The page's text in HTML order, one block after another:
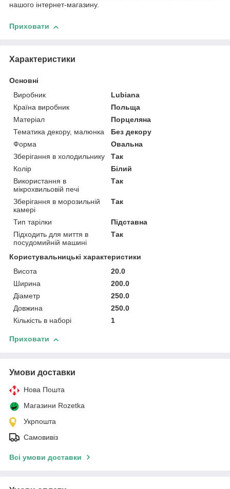
нашого інтернет-магазину.
Приховати
Характеристики
Основні
Виробник
Lubiana
Країна виробник
Польща
Матеріал
Порцеляна
Тематика декору, малюнка
Без декору
Форма
Овальна
Зберігання в холодильнику
Так
Колір
Білий
Використання в
мікрохвильовій печі
Так
Зберігання в морозильній
камері
Так
Тип тарілки
Підставна
Підходить для миття в
посудомийній машині
Так
Користувальницькі характеристики
Висота
20.0
Ширина
200.0
Діаметр
250.0
Довжина
250.0
Кількість в наборі
1
Приховати
Умови доставки
Нова Пошта
Магазини Rozetka
Укрпошта
Самовивіз
Всі умови доставки